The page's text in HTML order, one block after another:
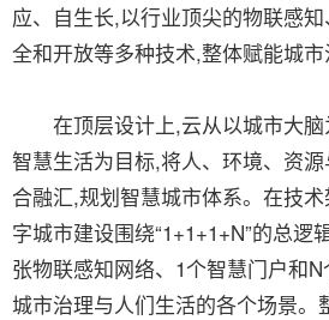
应、自生长,以行业顶尖的物联感
全和开放等多种技术,整体赋能城市
在顶层设计上,云从以城市大脑
智慧生活为目标,将人、环境、资
合融汇,规划智慧城市体系。在技
字城市建设围绕“1+1+1+N”的总逻
张物联感知网络、1个智慧门户和
城市治理与人们生活的各个场景。